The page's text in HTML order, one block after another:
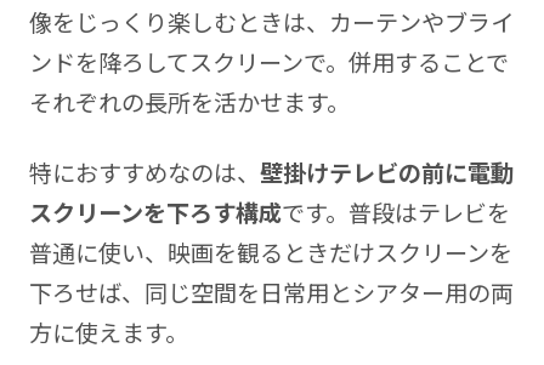
像をじっくり楽しむときは、カーテンやブライ
ンドを降ろしてスクリーンで。併用することで
それぞれの長所を活かせます。
特におすすめなのは、 壁掛けテレビの前に電動
スクリーンを下ろす構成です。普段はテレビを
普通に使い、映画を観るときだけスクリーンを
下ろせば、同じ空間を日常用とシアター用の両
方に使えます。